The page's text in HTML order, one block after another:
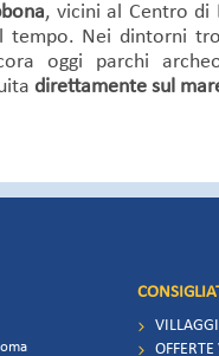
, vicini al Centro di
tempo. Nei dintorni
oggi parchi
direttamente sul